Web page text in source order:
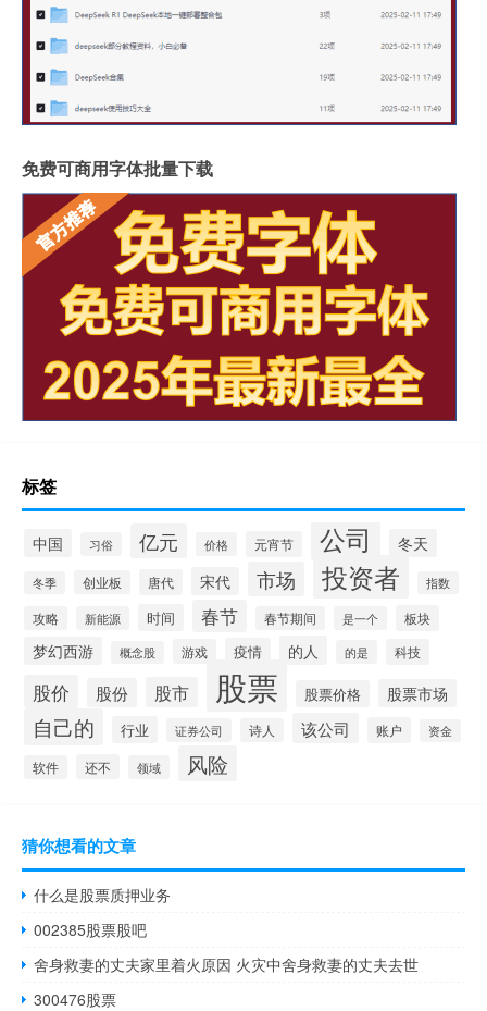
免费可商用字体批量下载
标签
中国 习俗 亿元 价格 元宵节 公司 冬天
冬季 创业板 唐代 宋代 市场 投资者 指数
攻略 新能源 时间 春节 春节期间 是一个 板块
梦幻西游 概念股 游戏 疫情 的人 的是 科技
股价 股份 股市 股票 股票价格 股票市场
自己的 行业 证券公司 诗人 该公司 账户 资金
软件 还不 领域 风险
猜你想看的文章
什么是股票质押业务
002385股票股吧
舍身救妻的丈夫家里着火原因 火灾中舍身救妻的丈夫去世
300476股票